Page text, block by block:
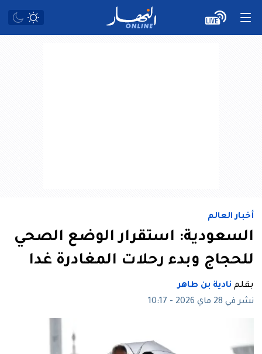
أخبار العالم
السعودية: استقرار الوضع الصحي
للحجاج وبدء رحلات المغادرة غدا
بقلم نادية بن طاهر
نشر في 28 ماي 2026 - 10:17